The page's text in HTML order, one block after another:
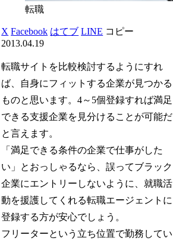
転職
X Facebook はてブ LINE コピー
2013.04.19
転職サイトを比較検討するようにすれ
ば、自身にフィットする企業が見つかる
ものと思います。4～5個登録すれば満足
できる支援企業を見分けることが可能だ
と言えます。
「満足できる条件の企業で仕事がした
い」とおっしゃるなら、誤ってブラック
企業にエントリーしないように、就職活
動を援護してくれる転職エージェントに
登録する方が安心でしょう。
フリーターという立ち位置で勤務してい